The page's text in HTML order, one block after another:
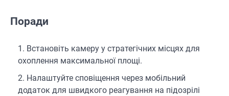
Поради
Встановіть камеру у стратегічних місцях для
охоплення максимальної площі.
Налаштуйте сповіщення через мобільний
додаток для швидкого реагування на підозрілі